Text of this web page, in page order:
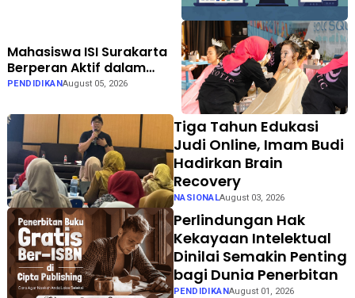
Mahasiswa ISI Surakarta
Berperan Aktif dalam
Persiapan hingga
LKP EXOTIC di Solo Square
PENDIDIKANAugust 05, 2026
Tiga Tahun Edukasi
Judi Online, Imam Budi
Hadirkan Brain
Recovery
NASIONALAugust 03, 2026
Perlindungan Hak
Kekayaan Intelektual
Dinilai Semakin Penting
bagi Dunia Penerbitan
PENDIDIKANAugust 01, 2026